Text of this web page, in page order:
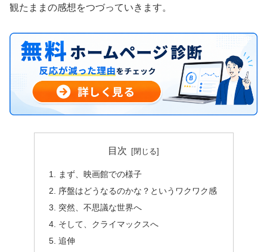
観たままの感想をつづっていきます。
目次
まず、映画館での様子
序盤はどうなるのかな？というワクワク感
突然、不思議な世界へ
そして、クライマックスへ
追伸